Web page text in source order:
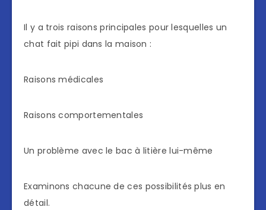
Il y a trois raisons principales pour lesquelles un
chat fait pipi dans la maison :
Raisons médicales
Raisons comportementales
Un problème avec le bac à litière lui-même
Examinons chacune de ces possibilités plus en
détail.